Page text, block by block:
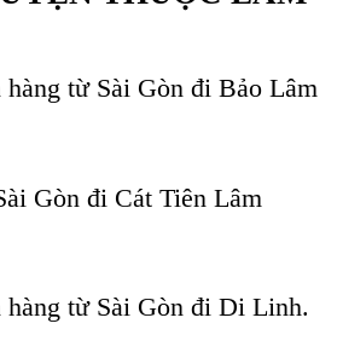
hàng từ Sài Gòn đi Bảo Lâm
Gòn đi Cát Tiên Lâm
hàng từ Sài Gòn đi Di Linh.